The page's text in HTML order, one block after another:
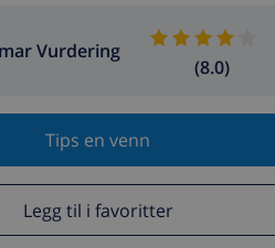
Vurdering
(8.0)
Tips en venn
Legg til i favoritter